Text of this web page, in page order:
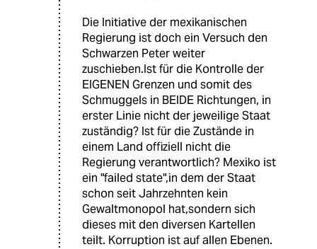
Die Initiative der mexikanischen
Regierung ist doch ein Versuch den
Schwarzen Peter weiter
zuschieben.Ist für die Kontrolle der
EIGENEN Grenzen und somit des
Schmuggels in BEIDE Richtungen, in
erster Linie nicht der jeweilige Staat
zuständig? Ist für die Zustände in
einem Land offiziell nicht die
Regierung verantwortlich? Mexiko ist
ein "failed state",in dem der Staat
schon seit Jahrzehnten kein
Gewaltmonopol hat,sondern sich
dieses mit den diversen Kartellen
teilt. Korruption ist auf allen Ebenen.